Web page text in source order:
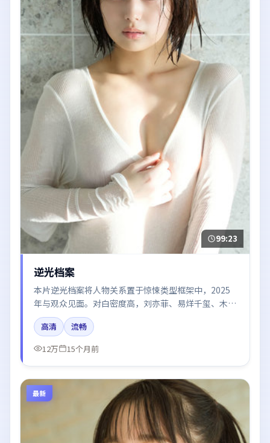
99:23
逆光档案
本片逆光档案将人物关系置于惊悚类型框架中，2025
年与观众见面。对白密度高，刘亦菲、易烊千玺、木村
拓哉的台词节奏值得关注；整体气质偏美国都市与冷色
调摄影。
高清
流畅
12万
15个月前
最新